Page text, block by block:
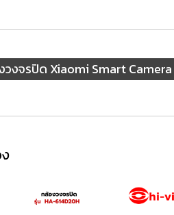
งจรปิด Xiaomi Smart